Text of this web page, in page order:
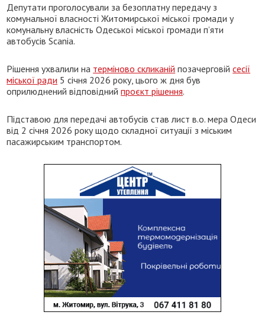
Депутати проголосували за безоплатну передачу з
комунальної власності Житомирської міської громади у
комунальну власність Одеської міської громади п’яти
автобусів Scania.
Рішення ухвалили на терміново скликаній позачерговійсесії
міської ради 5 січня 2026 року, цього ж дня був
оприлюднений відповіднийпроєкт рішення.
Підставою для передачі автобусів став лист в.о. мера Одеси
від 2 січня 2026 року щодо складної ситуації з міським
пасажирським транспортом.